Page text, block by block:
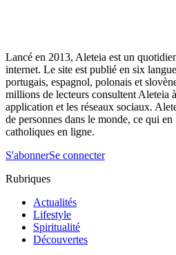
Lancé en 2013, Aleteia est un
internet. Le site est publié en six
portugais, espagnol, polonais et
millions de lecteurs consultent Aleteia
application et les réseaux sociaux.
de personnes dans le monde, ce qui
catholiques en ligne.
S'abonnerSe connecter
Rubriques
Actualités
Lifestyle
Spiritualité
Découvertes